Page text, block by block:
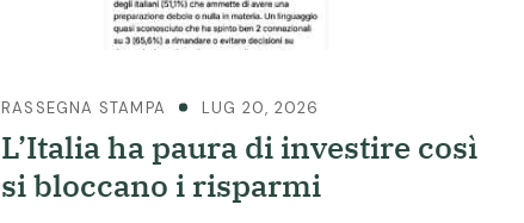
RASSEGNA STAMPA LUG 20, 2026
L’Italia ha paura di investire così
si bloccano i risparmi